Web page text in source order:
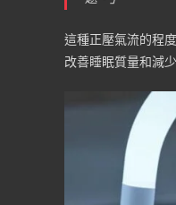
這種正壓氣流的程
改善睡眠質量和減